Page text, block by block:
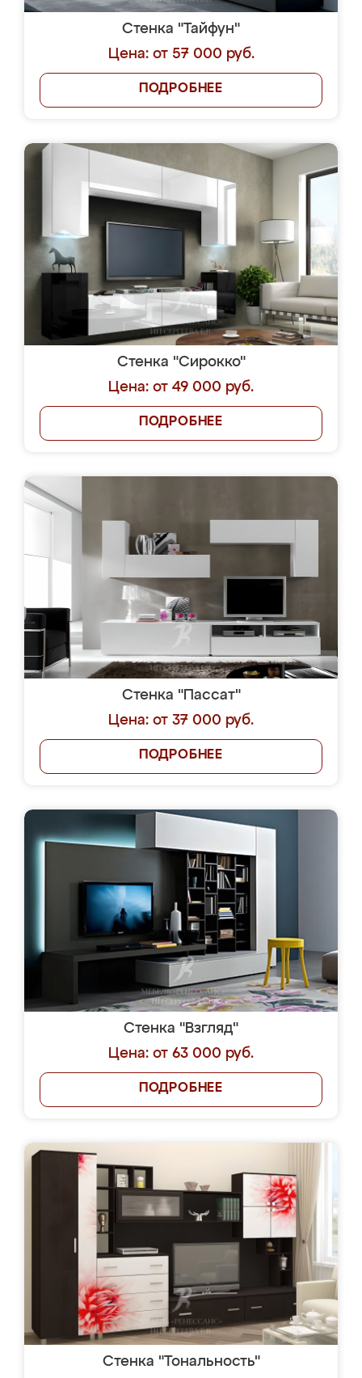
Стенка "Тайфун"
Цена: от 57 000 руб.
ПОДРОБНЕЕ
Стенка "Сирокко"
Цена: от 49 000 руб.
ПОДРОБНЕЕ
Стенка "Пассат"
Цена: от 37 000 руб.
ПОДРОБНЕЕ
Стенка "Взгляд"
Цена: от 63 000 руб.
ПОДРОБНЕЕ
Стенка "Тональность"